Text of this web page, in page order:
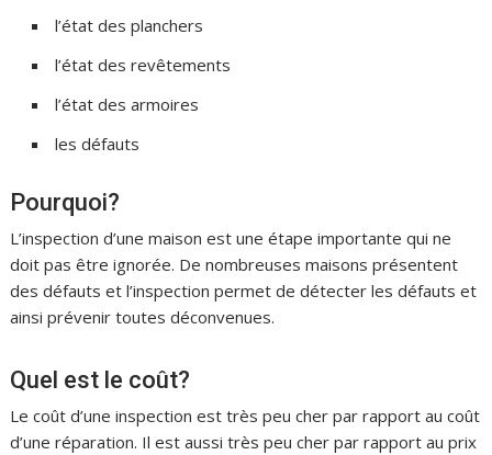
l’état des planchers
l’état des revêtements
l’état des armoires
les défauts
Pourquoi?
L’inspection d’une maison est une étape importante qui ne
doit pas être ignorée. De nombreuses maisons présentent
des défauts et l’inspection permet de détecter les défauts et
ainsi prévenir toutes déconvenues.
Quel est le coût?
Le coût d’une inspection est très peu cher par rapport au coût
d’une réparation. Il est aussi très peu cher par rapport au prix